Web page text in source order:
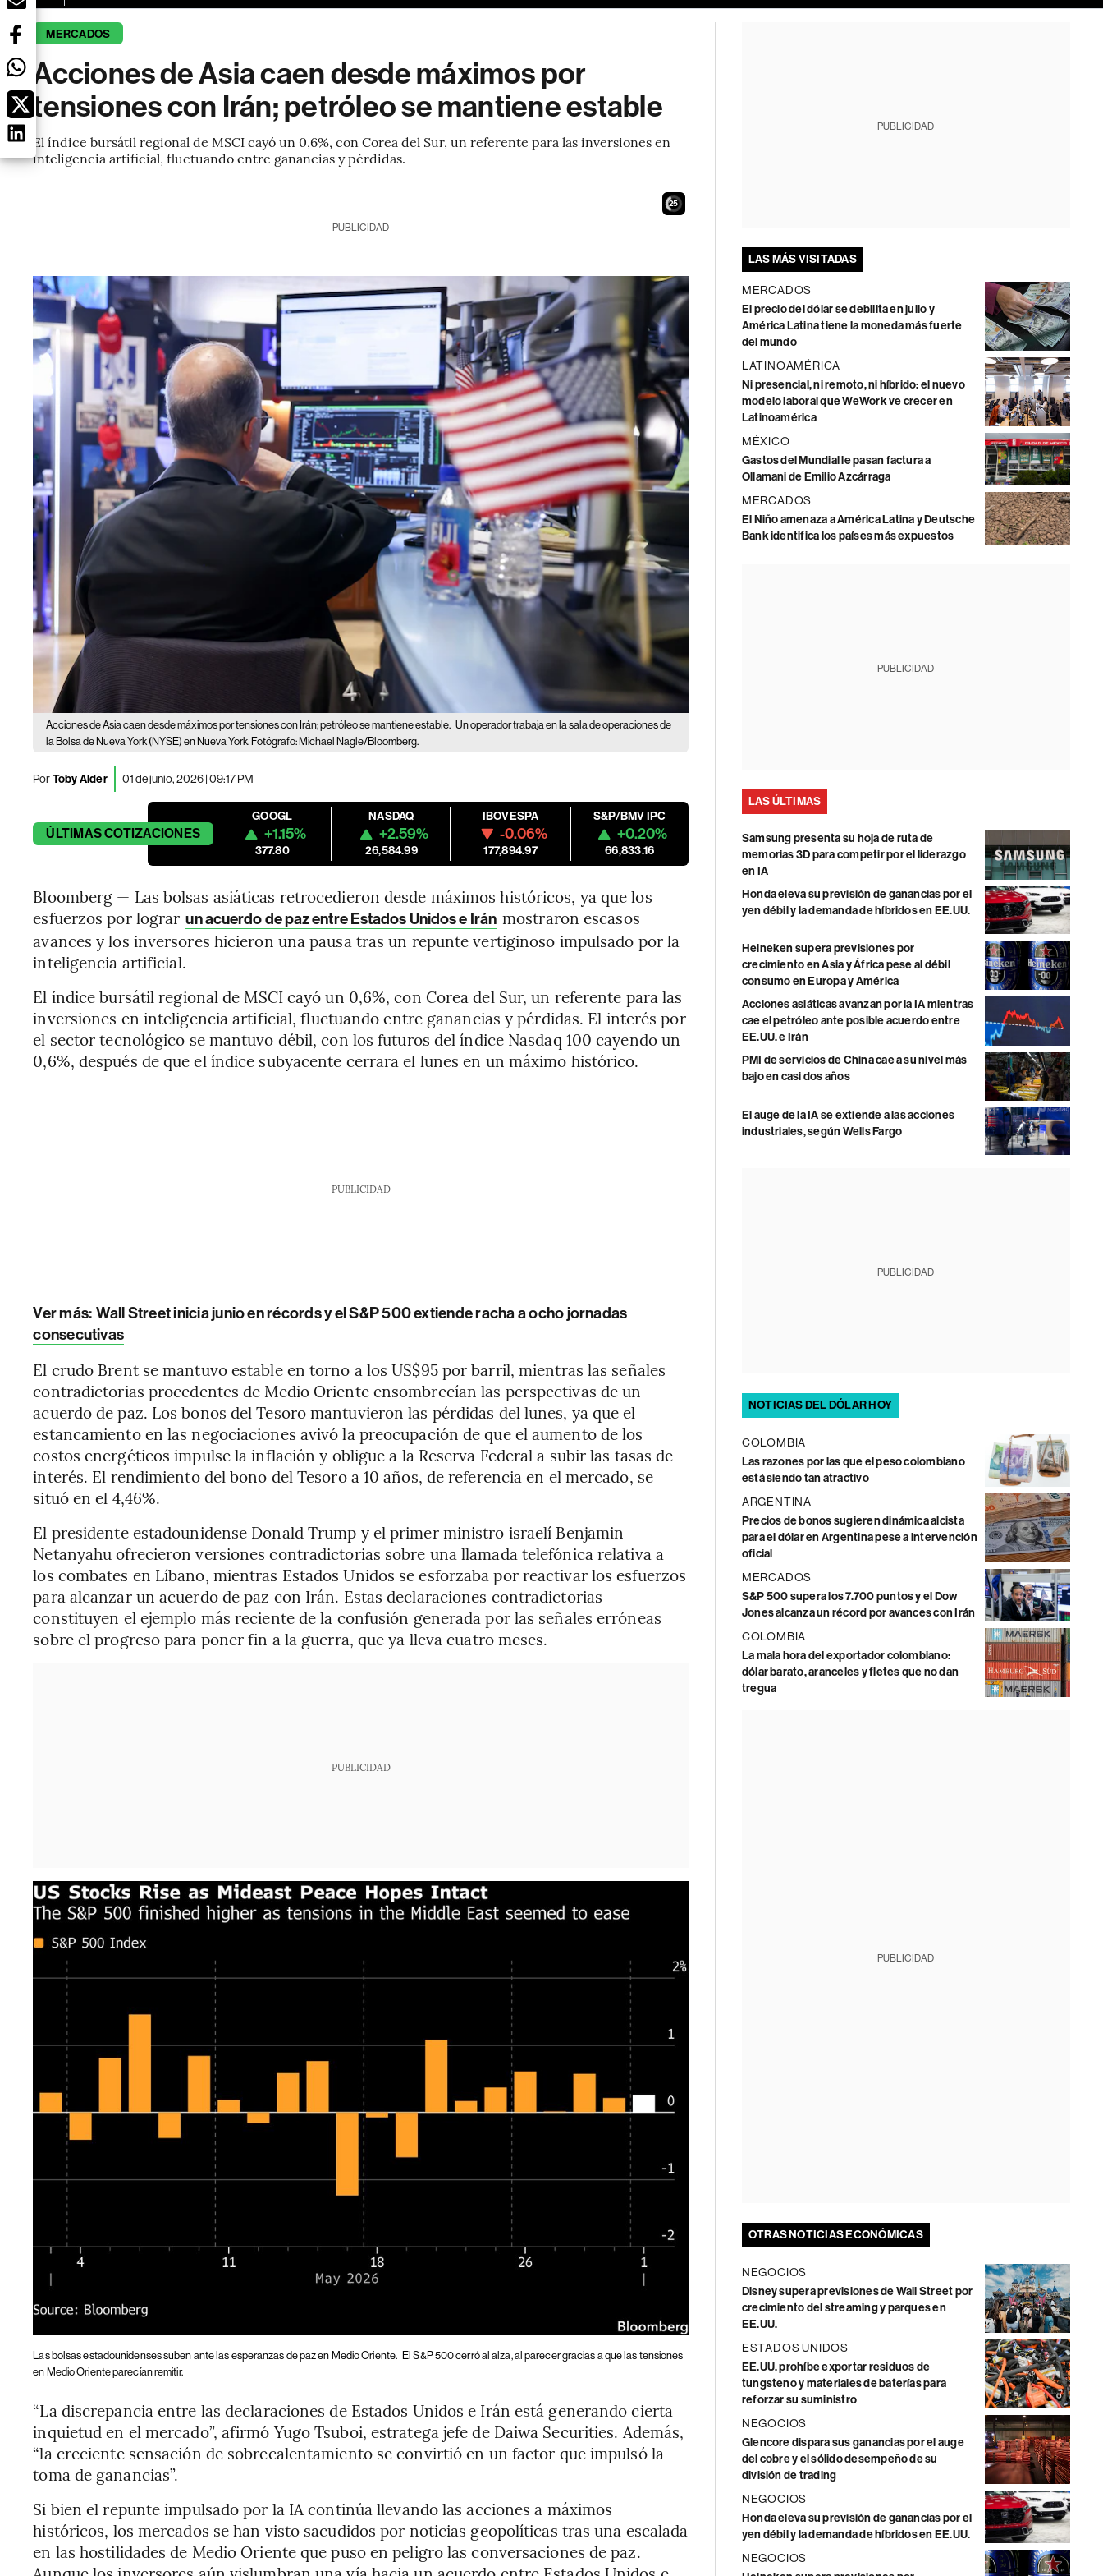
MERCADOS
Acciones de Asia caen desde máximos por
tensiones con Irán; petróleo se mantiene estable
El índice bursátil regional de MSCI cayó un 0,6%, con Corea del Sur, un referente para las inversiones en
inteligencia artificial, fluctuando entre ganancias y pérdidas.
24
PUBLICIDAD
Acciones de Asia caen desde máximos por tensiones con Irán; petróleo se mantiene estable. Un operador trabaja en la sala de operaciones de
la Bolsa de Nueva York (NYSE) en Nueva York. Fotógrafo: Michael Nagle/Bloomberg.
PorToby Alder 01 de junio, 2026 | 09:17 PM
ÚLTIMASCOTIZACIONES
GOOGL
+1.15%
377.80
NASDAQ
+2.59%
26,584.99
IBOVESPA
-0.06%
177,894.97
S&P/BMV IPC
+0.20%
66,833.16
Bloomberg — Las bolsas asiáticas retrocedieron desde máximos históricos, ya que los
esfuerzos por lograr un acuerdo de paz entre Estados Unidos e Irán mostraron escasos
avances y los inversores hicieron una pausa tras un repunte vertiginoso impulsado por la
inteligencia artificial.
El índice bursátil regional de MSCI cayó un 0,6%, con Corea del Sur, un referente para las
inversiones en inteligencia artificial, fluctuando entre ganancias y pérdidas. El interés por
el sector tecnológico se mantuvo débil, con los futuros del índice Nasdaq 100 cayendo un
0,6%, después de que el índice subyacente cerrara el lunes en un máximo histórico.
PUBLICIDAD
Ver más: Wall Street inicia junio en récords y el S&P 500 extiende racha a ocho jornadas
consecutivas
El crudo Brent se mantuvo estable en torno a los US$95 por barril, mientras las señales
contradictorias procedentes de Medio Oriente ensombrecían las perspectivas de un
acuerdo de paz. Los bonos del Tesoro mantuvieron las pérdidas del lunes, ya que el
estancamiento en las negociaciones avivó la preocupación de que el aumento de los
costos energéticos impulse la inflación y obligue a la Reserva Federal a subir las tasas de
interés. El rendimiento del bono del Tesoro a 10 años, de referencia en el mercado, se
situó en el 4,46%.
El presidente estadounidense Donald Trump y el primer ministro israelí Benjamin
Netanyahu ofrecieron versiones contradictorias sobre una llamada telefónica relativa a
los combates en Líbano, mientras Estados Unidos se esforzaba por reactivar los esfuerzos
para alcanzar un acuerdo de paz con Irán. Estas declaraciones contradictorias
constituyen el ejemplo más reciente de la confusión generada por las señales erróneas
sobre el progreso para poner fin a la guerra, que ya lleva cuatro meses.
PUBLICIDAD
Las bolsas estadounidenses suben ante las esperanzas de paz en Medio Oriente. El S&P 500 cerró al alza, al parecer gracias a que las tensiones
en Medio Oriente parecían remitir.
“La discrepancia entre las declaraciones de Estados Unidos e Irán está generando cierta
inquietud en el mercado”, afirmó Yugo Tsuboi, estratega jefe de Daiwa Securities. Además,
“la creciente sensación de sobrecalentamiento se convirtió en un factor que impulsó la
toma de ganancias”.
Si bien el repunte impulsado por la IA continúa llevando las acciones a máximos
históricos, los mercados se han visto sacudidos por noticias geopolíticas tras una escalada
en las hostilidades de Medio Oriente que puso en peligro las conversaciones de paz.
PUBLICIDAD
LAS MÁS VISITADAS
MERCADOS
El precio del dólar se debilita en julio y
América Latina tiene la moneda más fuerte
del mundo
LATINOAMÉRICA
Ni presencial, ni remoto, ni híbrido: el nuevo
modelo laboral que WeWork ve crecer en
Latinoamérica
MÉXICO
Gastos del Mundial le pasan factura a
Ollamani de Emilio Azcárraga
MERCADOS
El Niño amenaza a América Latina y Deutsche
Bank identifica los países más expuestos
PUBLICIDAD
LAS ÚLTIMAS
Samsung presenta su hoja de ruta de
memorias 3D para competir por el liderazgo
en IA
Honda eleva su previsión de ganancias por el
yen débil y la demanda de híbridos en EE.UU.
Heineken supera previsiones por
crecimiento en Asia y África pese al débil
consumo en Europa y América
Acciones asiáticas avanzan por la IA mientras
cae el petróleo ante posible acuerdo entre
EE.UU. e Irán
PMI de servicios de China cae a su nivel más
bajo en casi dos años
El auge de la IA se extiende a las acciones
industriales, según Wells Fargo
PUBLICIDAD
NOTICIAS DEL DÓLAR HOY
COLOMBIA
Las razones por las que el peso colombiano
está siendo tan atractivo
ARGENTINA
Precios de bonos sugieren dinámica alcista
para el dólar en Argentina pese a intervención
oficial
MERCADOS
S&P 500 supera los 7.700 puntos y el Dow
Jones alcanza un récord por avances con Irán
COLOMBIA
La mala hora del exportador colombiano:
dólar barato, aranceles y fletes que no dan
tregua
PUBLICIDAD
OTRAS NOTICIAS ECONÓMICAS
NEGOCIOS
Disney supera previsiones de Wall Street por
crecimiento del streaming y parques en
EE.UU.
ESTADOS UNIDOS
EE.UU. prohíbe exportar residuos de
tungsteno y materiales de baterías para
reforzar su suministro
NEGOCIOS
Glencore dispara sus ganancias por el auge
del cobre y el sólido desempeño de su
división de trading
NEGOCIOS
Honda eleva su previsión de ganancias por el
yen débil y la demanda de híbridos en EE.UU.
NEGOCIOS